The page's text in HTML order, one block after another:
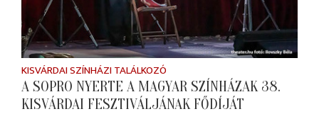
KISVÁRDAI SZÍNHÁZI TALÁLKOZÓ
A SOPRO NYERTE A MAGYAR SZÍNHÁZAK 38.
KISVÁRDAI FESZTIVÁLJÁNAK FŐDÍJÁT